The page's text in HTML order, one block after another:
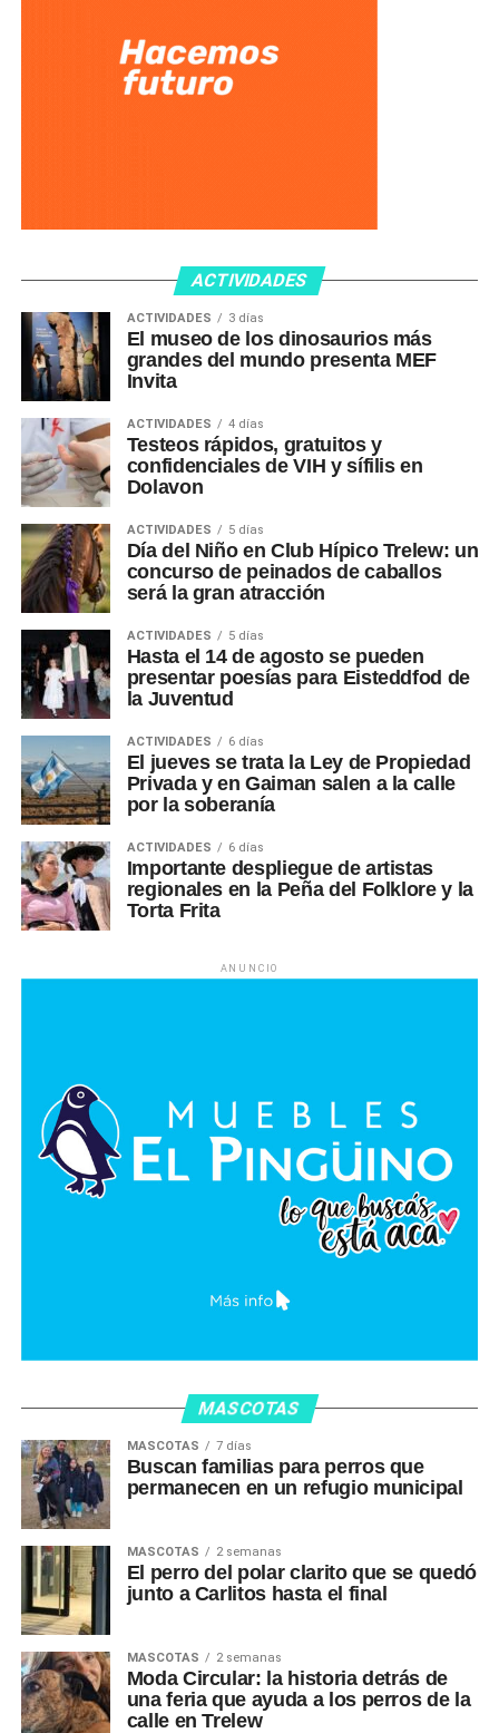
ACTIVIDADES
ACTIVIDADES 3 días
El museo de los dinosaurios más
grandes del mundo presenta MEF
Invita
ACTIVIDADES 4 días
Testeos rápidos, gratuitos y
confidenciales de VIH y sífilis en
Dolavon
ACTIVIDADES 5 días
Día del Niño en Club Hípico Trelew: un
concurso de peinados de caballos
será la gran atracción
ACTIVIDADES 5 días
Hasta el 14 de agosto se pueden
presentar poesías para Eisteddfod de
la Juventud
ACTIVIDADES 6 días
El jueves se trata la Ley de Propiedad
Privada y en Gaiman salen a la calle
por la soberanía
ACTIVIDADES 6 días
Importante despliegue de artistas
regionales en la Peña del Folklore y la
Torta Frita
ANUNCIO
MASCOTAS
MASCOTAS 7 días
Buscan familias para perros que
permanecen en un refugio municipal
MASCOTAS 2 semanas
El perro del polar clarito que se quedó
junto a Carlitos hasta el final
MASCOTAS 2 semanas
Moda Circular: la historia detrás de
una feria que ayuda a los perros de la
calle en Trelew